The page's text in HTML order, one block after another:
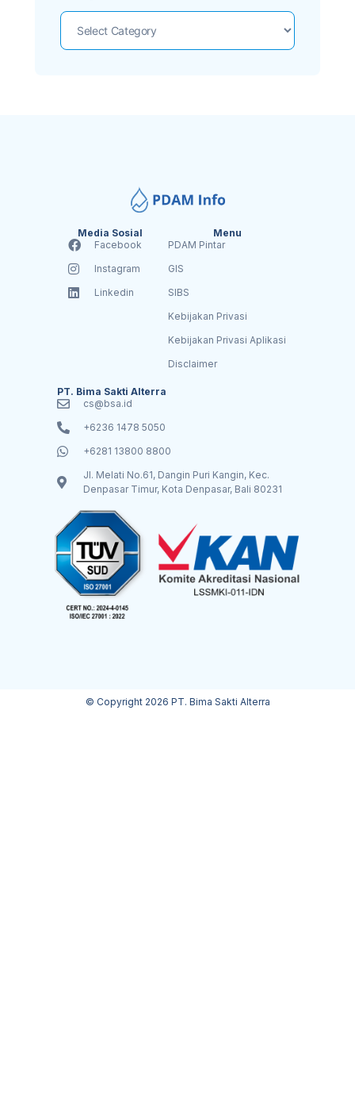
Media Sosial
Facebook
Instagram
Linkedin
Menu
PDAM Pintar
GIS
SIBS
Kebijakan Privasi
Kebijakan Privasi Aplikasi
Disclaimer
PT. Bima Sakti Alterra
cs@bsa.id
+6236 1478 5050
+6281 13800 8800
Jl. Melati No.61, Dangin Puri Kangin, Kec.
Denpasar Timur, Kota Denpasar, Bali 80231
© Copyright 2026 PT. Bima Sakti Alterra